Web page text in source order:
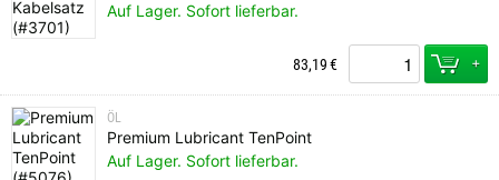
Auf Lager. Sofort lieferbar.
83,19€ +
ÖL
Premium Lubricant TenPoint
Auf Lager. Sofort lieferbar.